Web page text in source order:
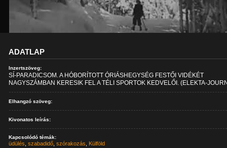
ADATLAP
Inzertszöveg:
SÍ-PARADICSOM. A HÓBORÍTOTT ÓRIÁSHEGYSÉG FESTŐI VIDÉKÉT
NAGYSZÁMBAN KERESIK FEL A TÉLI SPORTOK KEDVELŐI. (ELEKTA-
Elhangzó szöveg:
Kivonatos leírás:
Kapcsolódó témák:
üdülés ,szabadidő ,szórakozás Külföld